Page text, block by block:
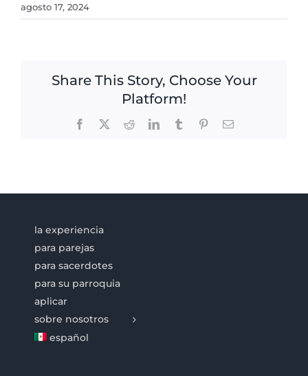
agosto 17, 2024
Share This Story, Choose Your
Platform!
Facebook RedditLinkedInTumblr PinterestEmail
la experiencia
para parejas
para sacerdotes
para su parroquia
aplicar
sobre nosotros
español